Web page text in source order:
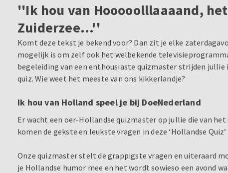
''Ik hou van Hooooolllaaaand,
Zuiderzee...''
Komt deze tekst je bekend voor? Dan zit je elke
mogelijk is om zelf ook het welbekende
begeleiding van een enthousiaste quizmaster strijden
quiz. Wie weet het meeste van ons kikkerlandje?
Ik hou van Holland speel je bij DoeNederland
Er wacht een oer-Hollandse quizmaster op jullie die van
komen de gekste en leukste vragen in deze ‘Hollandse Quiz’
Onze quizmaster stelt de grappigste vragen en uiteraard
je Hollandse humor mee en het wordt sowieso een avond